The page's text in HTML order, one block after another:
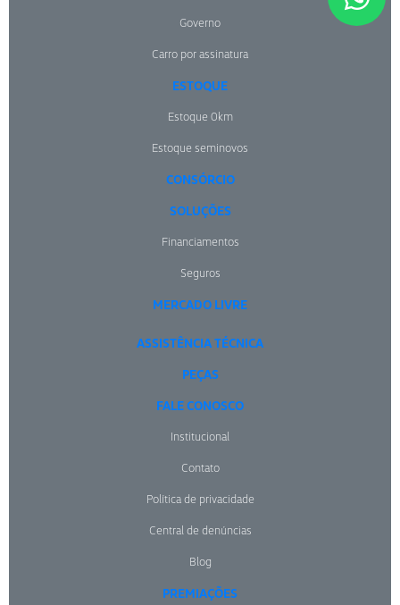
Governo
Carro por assinatura
ESTOQUE
Estoque 0km
Estoque seminovos
CONSÓRCIO
SOLUÇÕES
Financiamentos
Seguros
MERCADO LIVRE
ASSISTÊNCIA TÉCNICA
PEÇAS
FALE CONOSCO
Institucional
Contato
Política de privacidade
Central de denúncias
Blog
PREMIAÇÕES